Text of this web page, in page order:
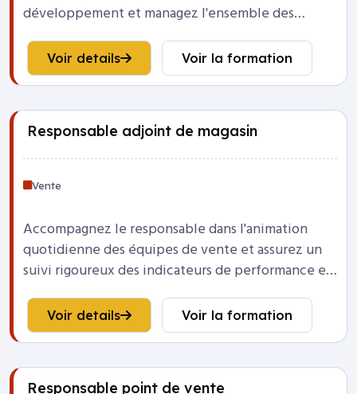
développement et managez l'ensemble des
ressources humaines du magasin.
Voir details Voir la formation
Responsable adjoint de magasin
Vente
Accompagnez le responsable dans l'animation
quotidienne des équipes de vente et assurez un
suivi rigoureux des indicateurs de performance et
Voir details Voir la formation
Responsable point de vente